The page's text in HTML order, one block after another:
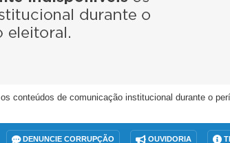
os conteúdos de comunicação institucional durante o
DENUNCIE CORRUPÇÃO OUVIDORIA